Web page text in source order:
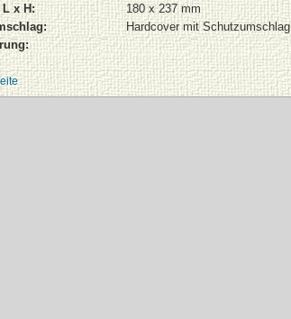
L x H:
180 x 237 mm
Hardcover mit Schutzumschlag